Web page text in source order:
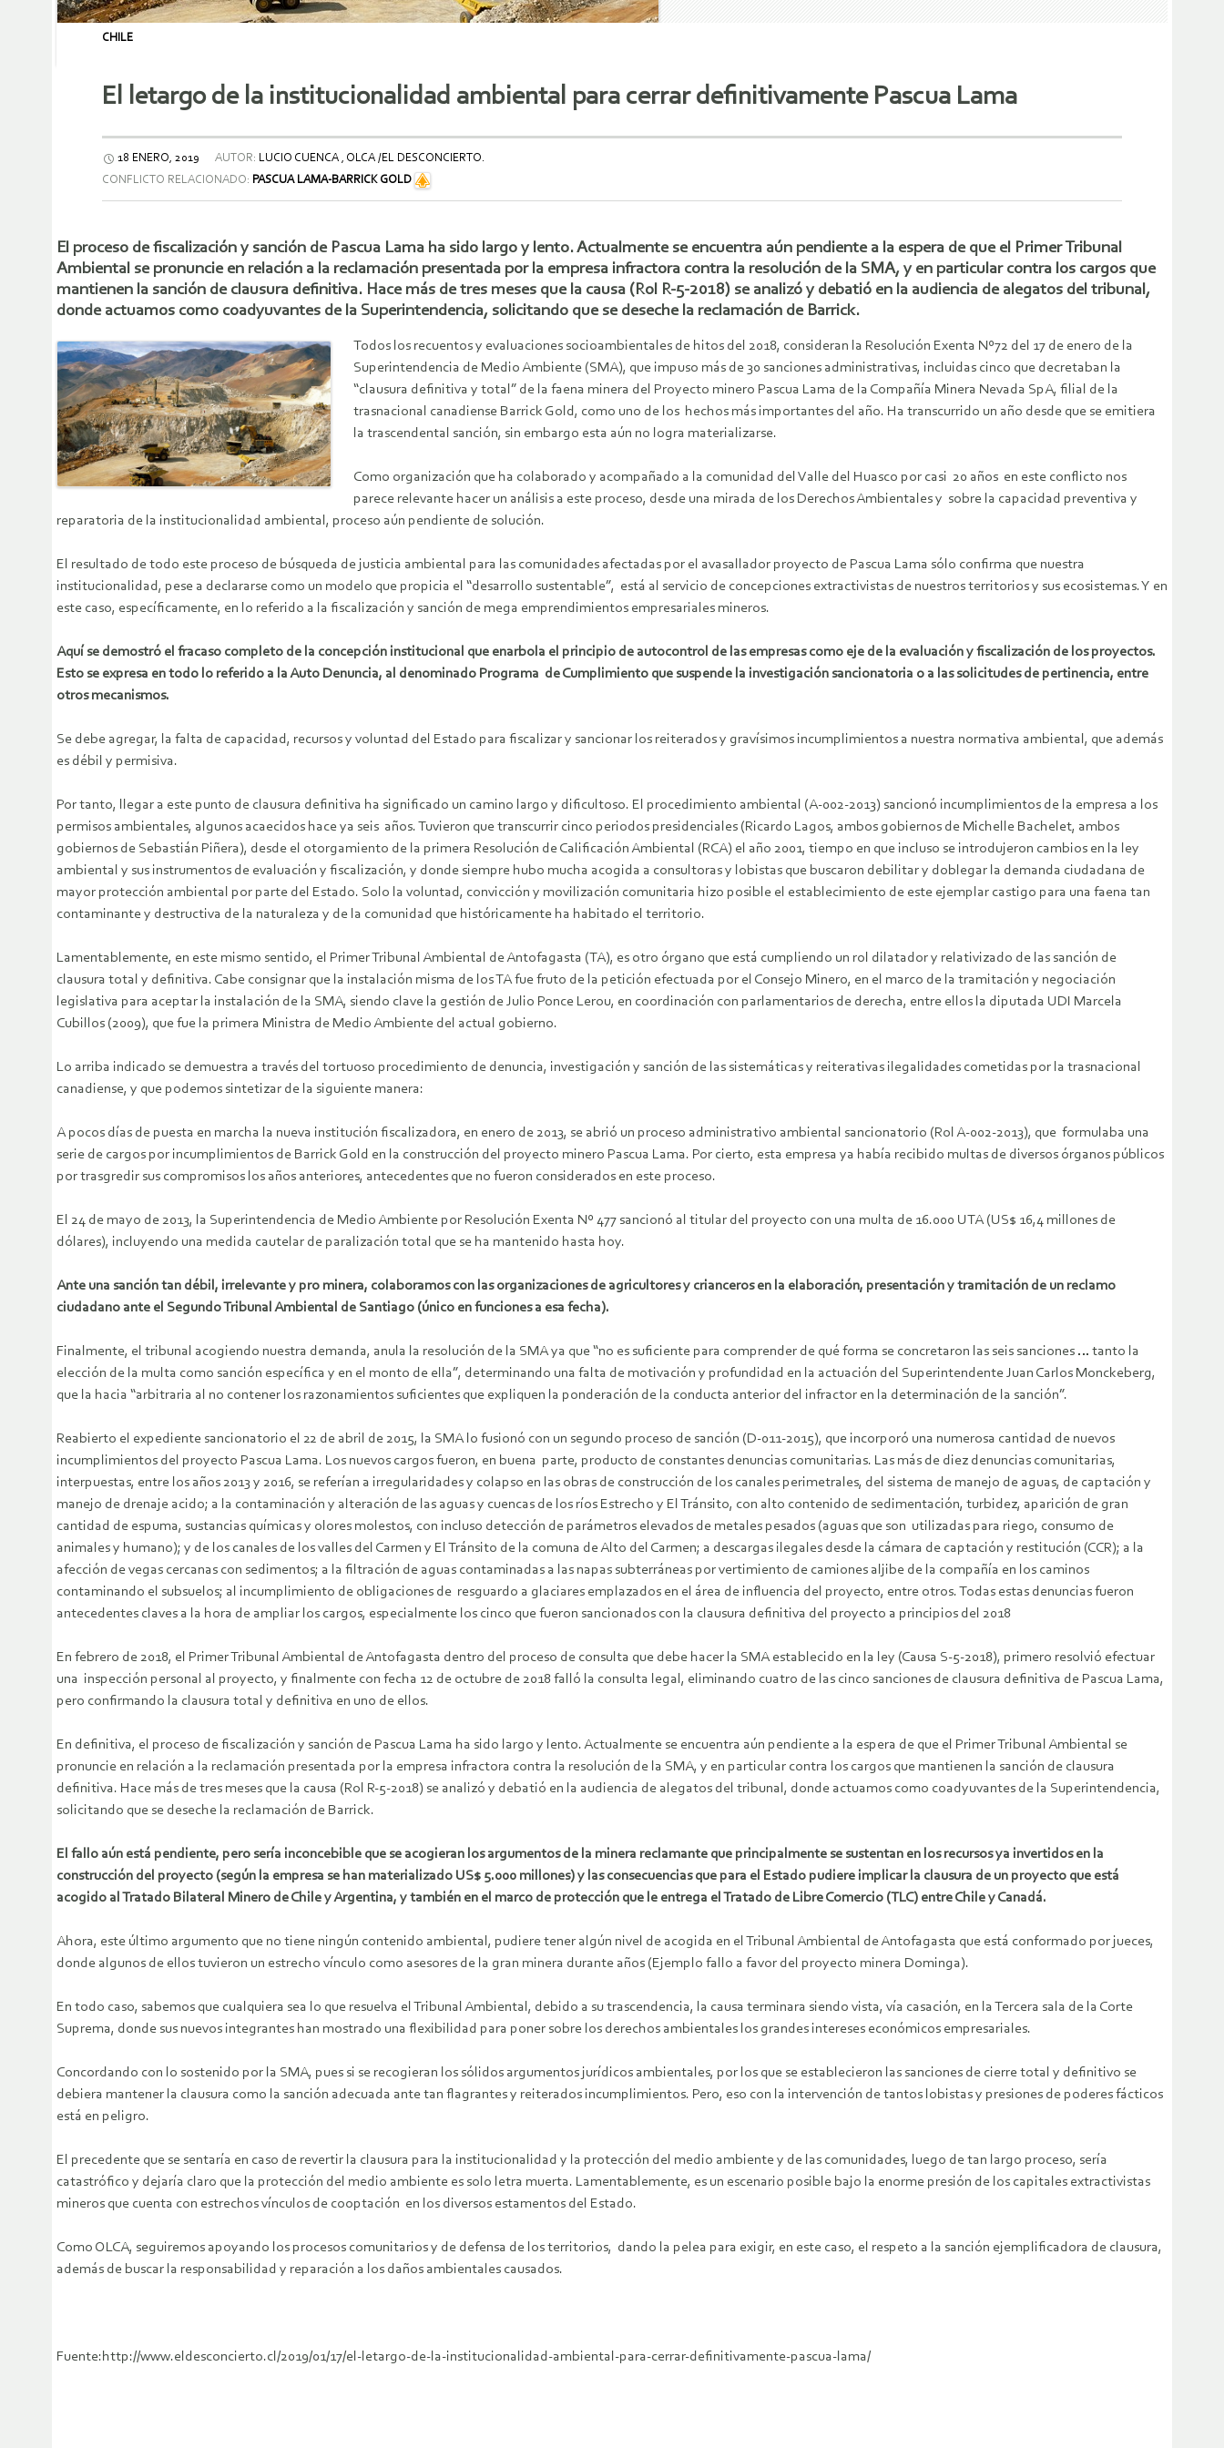
CHILE
El letargo de la institucionalidad ambiental para cerrar definitivamente Pascua Lama
18 ENERO, 2019 AUTOR: LUCIO CUENCA , OLCA /EL DESCONCIERTO.
CONFLICTO RELACIONADO: PASCUA LAMA-BARRICK GOLD
El proceso de fiscalización y sanción de Pascua Lama ha sido largo y lento. Actualmente se encuentra aún pendiente a la espera de que el Primer Tribunal
Ambiental se pronuncie en relación a la reclamación presentada por la empresa infractora contra la resolución de la SMA, y en particular contra los cargos que
mantienen la sanción de clausura definitiva. Hace más de tres meses que la causa (Rol R-5-2018) se analizó y debatió en la audiencia de alegatos del tribunal,
donde actuamos como coadyuvantes de la Superintendencia, solicitando que se deseche la reclamación de Barrick.
Todos los recuentos y evaluaciones socioambientales de hitos del 2018, consideran la Resolución Exenta Nº72 del 17 de enero de la
Superintendencia de Medio Ambiente (SMA), que impuso más de 30 sanciones administrativas, incluidas cinco que decretaban la
“clausura definitiva y total” de la faena minera del Proyecto minero Pascua Lama de la Compañía Minera Nevada SpA, filial de la
trasnacional canadiense Barrick Gold, como uno de los hechos más importantes del año. Ha transcurrido un año desde que se emitiera
la trascendental sanción, sin embargo esta aún no logra materializarse.
Como organización que ha colaborado y acompañado a la comunidad del Valle del Huasco por casi 20 años en este conflicto nos
parece relevante hacer un análisis a este proceso, desde una mirada de los Derechos Ambientales y sobre la capacidad preventiva y
reparatoria de la institucionalidad ambiental, proceso aún pendiente de solución.
El resultado de todo este proceso de búsqueda de justicia ambiental para las comunidades afectadas por el avasallador proyecto de Pascua Lama sólo confirma que nuestra
institucionalidad, pese a declararse como un modelo que propicia el “desarrollo sustentable”, está al servicio de concepciones extractivistas de nuestros territorios y sus ecosistemas. Y en
este caso, específicamente, en lo referido a la fiscalización y sanción de mega emprendimientos empresariales mineros.
Aquí se demostró el fracaso completo de la concepción institucional que enarbola el principio de autocontrol de las empresas como eje de la evaluación y fiscalización de los proyectos.
Esto se expresa en todo lo referido a la Auto Denuncia, al denominado Programa de Cumplimiento que suspende la investigación sancionatoria o a las solicitudes de pertinencia, entre
otros mecanismos.
Se debe agregar, la falta de capacidad, recursos y voluntad del Estado para fiscalizar y sancionar los reiterados y gravísimos incumplimientos a nuestra normativa ambiental, que además
es débil y permisiva.
Por tanto, llegar a este punto de clausura definitiva ha significado un camino largo y dificultoso. El procedimiento ambiental (A-002-2013) sancionó incumplimientos de la empresa a los
permisos ambientales, algunos acaecidos hace ya seis años. Tuvieron que transcurrir cinco periodos presidenciales (Ricardo Lagos, ambos gobiernos de Michelle Bachelet, ambos
gobiernos de Sebastián Piñera), desde el otorgamiento de la primera Resolución de Calificación Ambiental (RCA) el año 2001, tiempo en que incluso se introdujeron cambios en la ley
ambiental y sus instrumentos de evaluación y fiscalización, y donde siempre hubo mucha acogida a consultoras y lobistas que buscaron debilitar y doblegar la demanda ciudadana de
mayor protección ambiental por parte del Estado. Solo la voluntad, convicción y movilización comunitaria hizo posible el establecimiento de este ejemplar castigo para una faena tan
contaminante y destructiva de la naturaleza y de la comunidad que históricamente ha habitado el territorio.
Lamentablemente, en este mismo sentido, el Primer Tribunal Ambiental de Antofagasta (TA), es otro órgano que está cumpliendo un rol dilatador y relativizado de las sanción de
clausura total y definitiva. Cabe consignar que la instalación misma de los TA fue fruto de la petición efectuada por el Consejo Minero, en el marco de la tramitación y negociación
legislativa para aceptar la instalación de la SMA, siendo clave la gestión de Julio Ponce Lerou, en coordinación con parlamentarios de derecha, entre ellos la diputada UDI Marcela
Cubillos (2009), que fue la primera Ministra de Medio Ambiente del actual gobierno.
Lo arriba indicado se demuestra a través del tortuoso procedimiento de denuncia, investigación y sanción de las sistemáticas y reiterativas ilegalidades cometidas por la trasnacional
canadiense, y que podemos sintetizar de la siguiente manera:
A pocos días de puesta en marcha la nueva institución fiscalizadora, en enero de 2013, se abrió un proceso administrativo ambiental sancionatorio (Rol A-002-2013), que formulaba una
serie de cargos por incumplimientos de Barrick Gold en la construcción del proyecto minero Pascua Lama. Por cierto, esta empresa ya había recibido multas de diversos órganos públicos
por trasgredir sus compromisos los años anteriores, antecedentes que no fueron considerados en este proceso.
El 24 de mayo de 2013, la Superintendencia de Medio Ambiente por Resolución Exenta Nº 477 sancionó al titular del proyecto con una multa de 16.000 UTA (US$ 16,4 millones de
dólares), incluyendo una medida cautelar de paralización total que se ha mantenido hasta hoy.
Ante una sanción tan débil, irrelevante y pro minera, colaboramos con las organizaciones de agricultores y crianceros en la elaboración, presentación y tramitación de un reclamo
ciudadano ante el Segundo Tribunal Ambiental de Santiago (único en funciones a esa fecha).
Finalmente, el tribunal acogiendo nuestra demanda, anula la resolución de la SMA ya que “no es suficiente para comprender de qué forma se concretaron las seis sanciones … tanto la
elección de la multa como sanción específica y en el monto de ella”, determinando una falta de motivación y profundidad en la actuación del Superintendente Juan Carlos Monckeberg,
que la hacia “arbitraria al no contener los razonamientos suficientes que expliquen la ponderación de la conducta anterior del infractor en la determinación de la sanción”.
Reabierto el expediente sancionatorio el 22 de abril de 2015, la SMA lo fusionó con un segundo proceso de sanción (D-011-2015), que incorporó una numerosa cantidad de nuevos
incumplimientos del proyecto Pascua Lama. Los nuevos cargos fueron, en buena parte, producto de constantes denuncias comunitarias. Las más de diez denuncias comunitarias,
interpuestas, entre los años 2013 y 2016, se referían a irregularidades y colapso en las obras de construcción de los canales perimetrales, del sistema de manejo de aguas, de captación y
manejo de drenaje acido; a la contaminación y alteración de las aguas y cuencas de los ríos Estrecho y El Tránsito, con alto contenido de sedimentación, turbidez, aparición de gran
cantidad de espuma, sustancias químicas y olores molestos, con incluso detección de parámetros elevados de metales pesados (aguas que son utilizadas para riego, consumo de
animales y humano); y de los canales de los valles del Carmen y El Tránsito de la comuna de Alto del Carmen; a descargas ilegales desde la cámara de captación y restitución (CCR); a la
afección de vegas cercanas con sedimentos; a la filtración de aguas contaminadas a las napas subterráneas por vertimiento de camiones aljibe de la compañía en los caminos
contaminando el subsuelos; al incumplimiento de obligaciones de resguardo a glaciares emplazados en el área de influencia del proyecto, entre otros. Todas estas denuncias fueron
antecedentes claves a la hora de ampliar los cargos, especialmente los cinco que fueron sancionados con la clausura definitiva del proyecto a principios del 2018
En febrero de 2018, el Primer Tribunal Ambiental de Antofagasta dentro del proceso de consulta que debe hacer la SMA establecido en la ley (Causa S-5-2018), primero resolvió efectuar
una inspección personal al proyecto, y finalmente con fecha 12 de octubre de 2018 falló la consulta legal, eliminando cuatro de las cinco sanciones de clausura definitiva de Pascua Lama,
pero confirmando la clausura total y definitiva en uno de ellos.
En definitiva, el proceso de fiscalización y sanción de Pascua Lama ha sido largo y lento. Actualmente se encuentra aún pendiente a la espera de que el Primer Tribunal Ambiental se
pronuncie en relación a la reclamación presentada por la empresa infractora contra la resolución de la SMA, y en particular contra los cargos que mantienen la sanción de clausura
definitiva. Hace más de tres meses que la causa (Rol R-5-2018) se analizó y debatió en la audiencia de alegatos del tribunal, donde actuamos como coadyuvantes de la Superintendencia,
solicitando que se deseche la reclamación de Barrick.
El fallo aún está pendiente, pero sería inconcebible que se acogieran los argumentos de la minera reclamante que principalmente se sustentan en los recursos ya invertidos en la
construcción del proyecto (según la empresa se han materializado US$ 5.000 millones) y las consecuencias que para el Estado pudiere implicar la clausura de un proyecto que está
acogido al Tratado Bilateral Minero de Chile y Argentina, y también en el marco de protección que le entrega el Tratado de Libre Comercio (TLC) entre Chile y Canadá.
Ahora, este último argumento que no tiene ningún contenido ambiental, pudiere tener algún nivel de acogida en el Tribunal Ambiental de Antofagasta que está conformado por jueces,
donde algunos de ellos tuvieron un estrecho vínculo como asesores de la gran minera durante años (Ejemplo fallo a favor del proyecto minera Dominga).
En todo caso, sabemos que cualquiera sea lo que resuelva el Tribunal Ambiental, debido a su trascendencia, la causa terminara siendo vista, vía casación, en la Tercera sala de la Corte
Suprema, donde sus nuevos integrantes han mostrado una flexibilidad para poner sobre los derechos ambientales los grandes intereses económicos empresariales.
Concordando con lo sostenido por la SMA, pues si se recogieran los sólidos argumentos jurídicos ambientales, por los que se establecieron las sanciones de cierre total y definitivo se
debiera mantener la clausura como la sanción adecuada ante tan flagrantes y reiterados incumplimientos. Pero, eso con la intervención de tantos lobistas y presiones de poderes fácticos
está en peligro.
El precedente que se sentaría en caso de revertir la clausura para la institucionalidad y la protección del medio ambiente y de las comunidades, luego de tan largo proceso, sería
catastrófico y dejaría claro que la protección del medio ambiente es solo letra muerta. Lamentablemente, es un escenario posible bajo la enorme presión de los capitales extractivistas
mineros que cuenta con estrechos vínculos de cooptación en los diversos estamentos del Estado.
Como OLCA, seguiremos apoyando los procesos comunitarios y de defensa de los territorios, dando la pelea para exigir, en este caso, el respeto a la sanción ejemplificadora de clausura,
además de buscar la responsabilidad y reparación a los daños ambientales causados.
Fuente:http://www.eldesconcierto.cl/2019/01/17/el-letargo-de-la-institucionalidad-ambiental-para-cerrar-definitivamente-pascua-lama/